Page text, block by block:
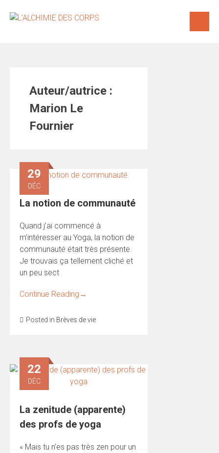
Auteur/autrice :
Marion Le
Fournier
29
DÉC
La notion de communauté
Quand j’ai commencé à
m’intéresser au Yoga, la notion de
communauté était très présente.
Je trouvais ça tellement cliché et
un peu sect
Continue Reading →
Posted in Brèves de vie
22
DÉC
La zenitude (apparente)
des profs de yoga
« Mais tu n’es pas très zen pour un